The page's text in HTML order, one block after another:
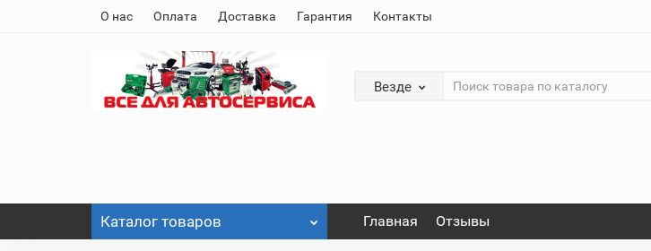
О нас Оплата Доставка Гарантия Контакты
Везде
Каталог товаров Главная Отзывы